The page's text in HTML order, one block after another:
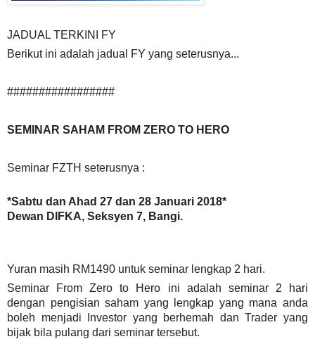
JADUAL TERKINI FY
Berikut ini adalah jadual FY yang seterusnya...
#################
SEMINAR SAHAM FROM ZERO TO HERO
Seminar FZTH seterusnya :
*Sabtu dan Ahad 27 dan 28 Januari 2018*
Dewan DIFKA, Seksyen 7, Bangi.
Yuran masih RM1490 untuk seminar lengkap 2 hari.
Seminar From Zero to Hero ini adalah seminar 2 hari
dengan pengisian saham yang lengkap yang mana anda
boleh menjadi Investor yang berhemah dan Trader yang
bijak bila pulang dari seminar tersebut.